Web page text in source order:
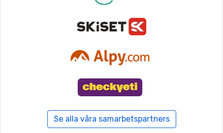
Se alla våra samarbetspartners